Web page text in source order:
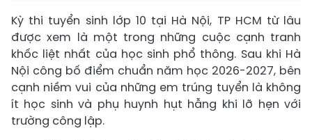
Kỳ thi tuyển sinh lớp 10 tại Hà Nội, TP HCM từ lâu
được xem là một trong những cuộc cạnh tranh
khốc liệt nhất của học sinh phổ thông. Sau khi Hà
Nội công bố điểm chuẩn năm học 2026-2027, bên
cạnh niềm vui của những em trúng tuyển là không
ít học sinh và phụ huynh hụt hẫng khi lỡ hẹn với
trường công lập.